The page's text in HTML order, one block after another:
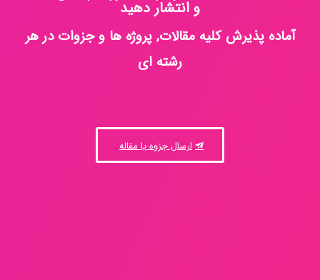
و انتشار دهید
آماده پذیرش کلیه مقالات, پروژه ها و جزوات در هر
رشته ای
ارسال جزوه یا مقاله